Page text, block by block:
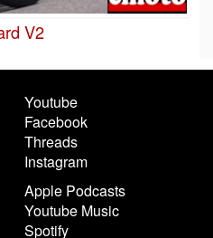
V2
Youtube
Facebook
Threads
Instagram
Apple Podcasts
Youtube Music
Spotify